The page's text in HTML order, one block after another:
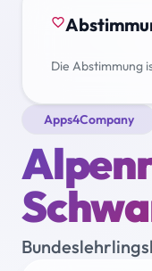
favorite_border
Die Abstimmung
Apps4Company